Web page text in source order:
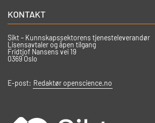
KONTAKT
Sikt – Kunnskapssektorens tjenesteleverandør
Lisensavtaler og åpen tilgang
Fridtjof Nansens vei 19
0369 Oslo
E-post: Redaktør openscience.no